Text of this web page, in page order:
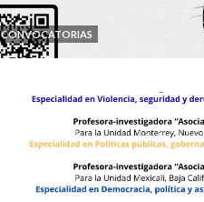
CONVOCATORIAS